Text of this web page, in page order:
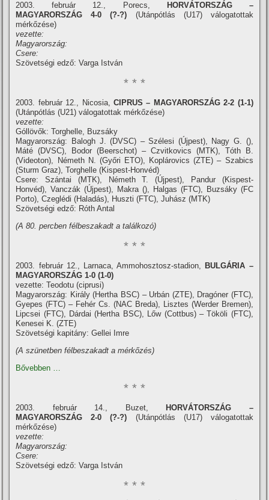
2003. február 12., Porecs,
HORVÁTORSZÁG –
MAGYARORSZÁG 4-0 (?-?) (Utánpótlás (U17) válogatottak
mérkőzése)
vezette:
Magyarország:
Csere:
Szövetségi edző: Varga István
* * *
2003. február 12., Nicosia, CIPRUS – MAGYARORSZÁG 2-2 (1-1)
(Utánpótlás (U21) válogatottak mérkőzése)
vezette:
Góllövők: Torghelle, Buzsáky
Magyarország: Balogh J. (DVSC) – Szélesi (Újpest), Nagy G. (),
Máté (DVSC), Bodor (Beerschot) – Czvitkovics (MTK), Tóth B.
(Videoton), Németh N. (Győri ETO), Koplárovics (ZTE) – Szabics
(Sturm Graz), Torghelle (Kispest-Honvéd)
Csere: Szántai (MTK), Németh T. (Újpest), Pandur (Kispest-
Honvéd), Vanczák (Újpest), Makra (), Halgas (FTC), Buzsáky (FC
Porto), Czeglédi (Haladás), Huszti (FTC), Juhász (MTK)
Szövetségi edző: Róth Antal
(A 80. percben félbeszakadt a találkozó)
* * *
2003. február 12., Larnaca, Ammohosztosz-stadion, BULGÁRIA –
MAGYARORSZÁG 1-0 (1-0)
vezette: Teodotu (ciprusi)
Magyarország: Király (Hertha BSC) – Urbán (ZTE), Dragóner (FTC),
Gyepes (FTC) – Fehér Cs. (NAC Breda), Lisztes (Werder Bremen),
Lipcsei (FTC), Dárdai (Hertha BSC), Lőw (Cottbus) – Tököli (FTC),
Kenesei K. (ZTE)
Szövetségi kapitány: Gellei Imre
(A szünetben félbeszakadt a mérkőzés)
Bővebben …
* * *
2003. február 14., Buzet,
HORVÁTORSZÁG –
MAGYARORSZÁG 2-0 (?-?) (Utánpótlás (U17) válogatottak
mérkőzése)
vezette:
Magyarország:
Csere:
Szövetségi edző: Varga István
* * *